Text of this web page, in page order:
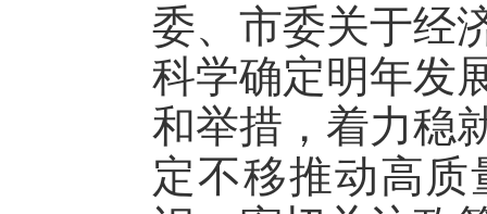
委、市委关于经
科学确定明年发
和举措，着力稳
定不移推动高